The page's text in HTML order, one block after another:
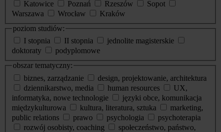
Katowice
Poznań Rzeszów
Sopot
Warszawa
Wrocław
Kraków
poziom studiów:
I stopnia
II stopnia
jednolite magisterskie
doktoraty
podyplomowe
obszar tematyczny:
biznes, zarządzanie
design, projektowanie, architektura
dziennikarstwo, media
human resources
UX,
informatyka, nowe technologie
języki obce, komunikacja
międzykulturowa
kultura, literatura, sztuka
marketing,
public relations
prawo psychologia
psychoterapia
rozwój osobisty, coaching
społeczeństwo, państwo,